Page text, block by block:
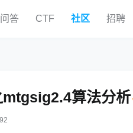
问答 CTF 社区 招聘
算法分析